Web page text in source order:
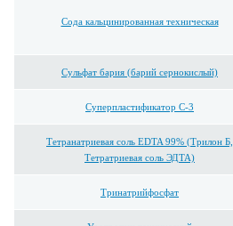
Сода кальцинированная техническая
Сульфат бария (барий сернокислый)
Суперпластификатор С-3
Тетранатриевая соль EDTA 99% (Трилон Б,
Тетратриевая соль ЭДТА)
Тринатрийфосфат